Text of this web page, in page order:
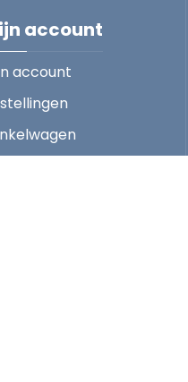
account
account